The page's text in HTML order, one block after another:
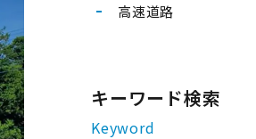
高速道路
キーワード検索
Keyword